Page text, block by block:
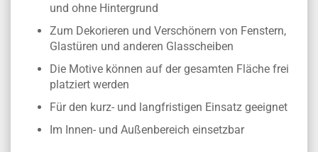
und ohne Hintergrund
Zum Dekorieren und Verschönern von Fenstern,
Glastüren und anderen Glasscheiben
Die Motive können auf der gesamten Fläche frei
platziert werden
Für den kurz- und langfristigen Einsatz geeignet
Im Innen- und Außenbereich einsetzbar